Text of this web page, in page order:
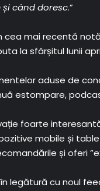
când doresc.”
cea mai recentă
la sfârșitul lunii
aduse de
estompare,
foarte
mobile și
și oferi
legătură cu noul